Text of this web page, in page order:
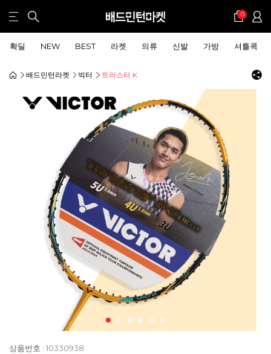
0
확딜 NEW BEST 라켓 의류 신발 가방 셔틀콕
배드민턴라켓 빅터 트러스터 K
상품번호 : 10330938